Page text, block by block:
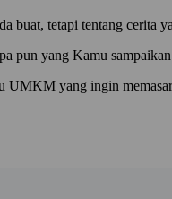
buat, tetapi tentang cerita
pun yang Kamu
UMKM yang ingin